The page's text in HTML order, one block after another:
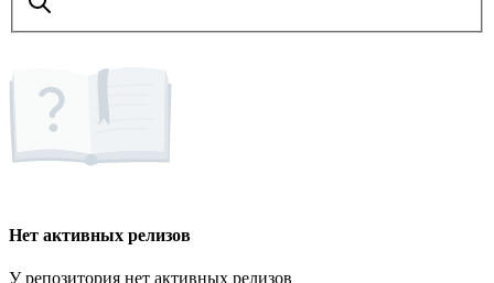
Нет активных релизов
У репозитория нет активных релизов